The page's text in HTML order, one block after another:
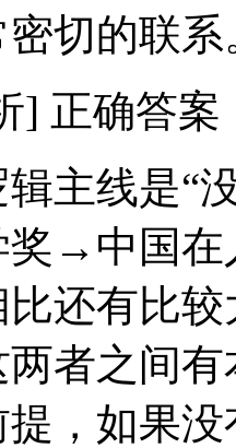
切的联系
确答案
线是“没
奖→中国在
还有比
者之间
，如果